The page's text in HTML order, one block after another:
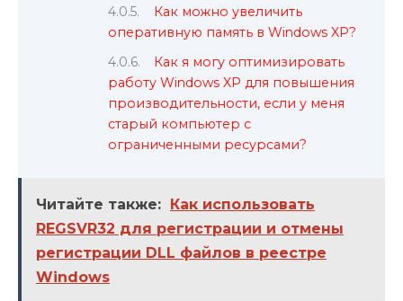
Как можно увеличить
оперативную память в Windows XP?
Как я могу оптимизировать
работу Windows XP для повышения
производительности, если у меня
старый компьютер с
ограниченными ресурсами?
Читайте также: Как использовать
REGSVR32 для регистрации и отмены
регистрации DLL файлов в реестре
Windows